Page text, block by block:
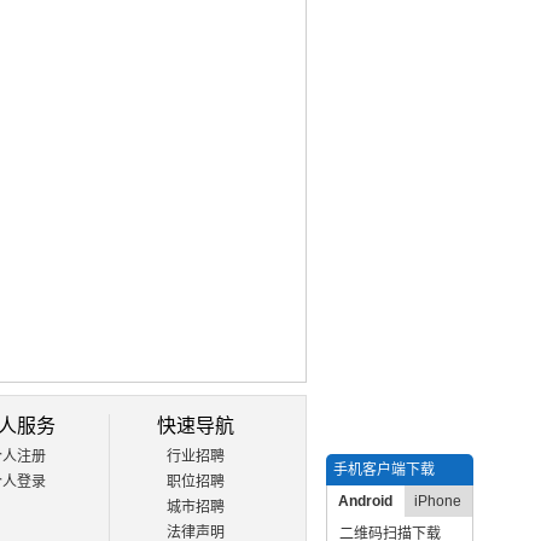
手机客户端下载
Android
iPhone
二维码扫描下载
服务
注册
登录
快速导航
行业招聘
职位招聘
城市招聘
法律声明